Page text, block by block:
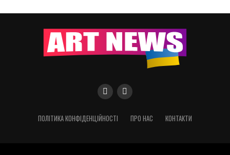
ПОЛІТИКА КОНФІДЕНЦІЙНОСТІ ПРО НАС КОНТАКТИ